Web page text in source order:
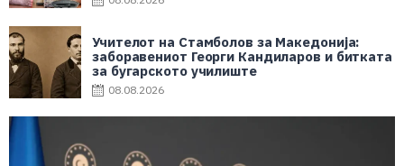
Учителот на Стамболов за Македонија:
заборавениот Георги Кандиларов и битката
за бугарското училиште
08.08.2026